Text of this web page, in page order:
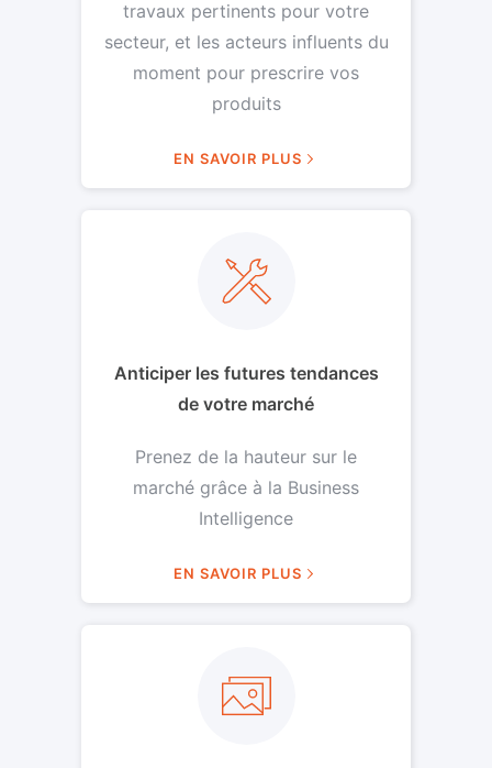
travaux pertinents pour votre
secteur, et les acteurs influents du
moment pour prescrire vos
produits
EN SAVOIR PLUS
Anticiper les futures tendances
de votre marché
Prenez de la hauteur sur le
marché grâce à la Business
Intelligence
EN SAVOIR PLUS